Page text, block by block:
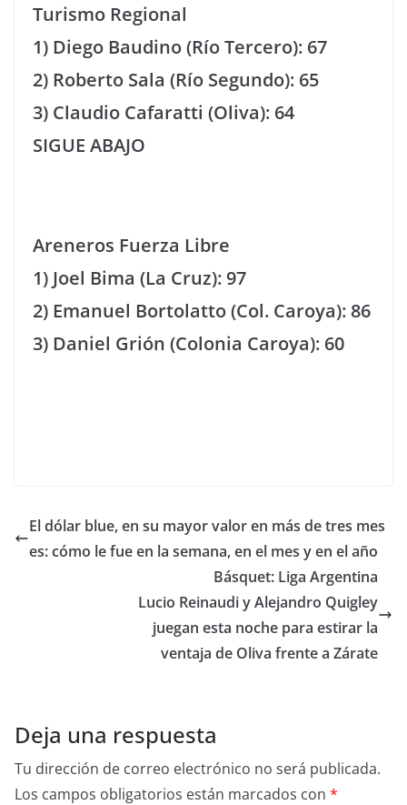
Turismo Regional
1) Diego Baudino (Río Tercero): 67
2) Roberto Sala (Río Segundo): 65
3) Claudio Cafaratti (Oliva): 64
SIGUE ABAJO
Areneros Fuerza Libre
1) Joel Bima (La Cruz): 97
2) Emanuel Bortolatto (Col. Caroya): 86
3) Daniel Grión (Colonia Caroya): 60
El dólar blue, en su mayor valor en más de tres mes
es: cómo le fue en la semana, en el mes y en el año
Básquet: Liga Argentina
Lucio Reinaudi y Alejandro Quigley
juegan esta noche para estirar la
ventaja de Oliva frente a Zárate
Deja una respuesta
Tu dirección de correo electrónico no será publicada.
Los campos obligatorios están marcados con *